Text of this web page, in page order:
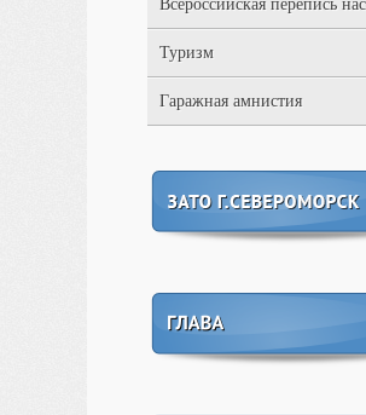
Всероссийская перепись
Туризм
Гаражная амнистия